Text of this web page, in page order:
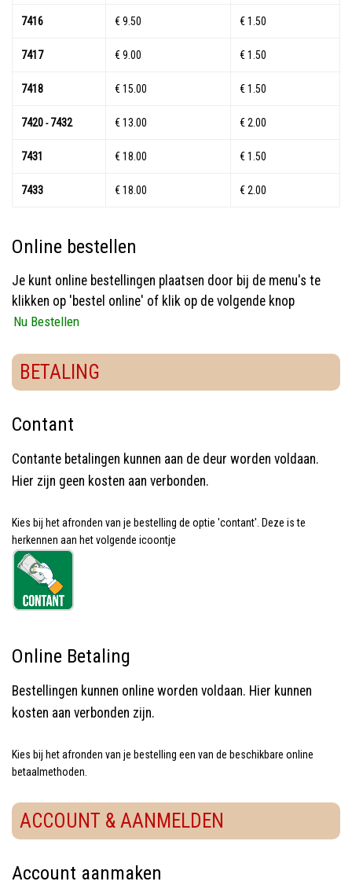
7416 € 9.50 € 1.50
7417 € 9.00 € 1.50
7418 € 15.00 € 1.50
7420- 7432 € 13.00 € 2.00
7431 € 18.00 € 1.50
7433 € 18.00 € 2.00
Online bestellen
Je kunt online bestellingen plaatsen door bij de menu's te
klikken op 'bestel online' of klik op de volgende knop
Nu Bestellen
BETALING
Contant
Contante betalingen kunnen aan de deur worden voldaan.
Hier zijn geen kosten aan verbonden.
Kies bij het afronden van je bestelling de optie 'contant'. Deze is te
herkennen aan het volgende icoontje
Online Betaling
Bestellingen kunnen online worden voldaan. Hier kunnen
kosten aan verbonden zijn.
Kies bij het afronden van je bestelling een van de beschikbare online
betaalmethoden.
ACCOUNT & AANMELDEN
Account aanmaken